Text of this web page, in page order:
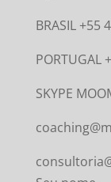
BRASIL +55
PORTUGAL
SKYPE